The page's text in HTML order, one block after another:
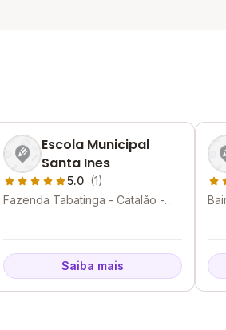
Escola Municipal
Santa Ines
5.0 (1)
Fazenda Tabatinga - Catalão -
Saiba mais